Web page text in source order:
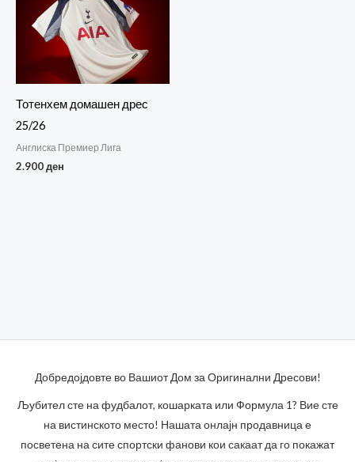
Тотенхем домашен дрес
25/26
Англиска Премиер Лига
2.900ден
Добредојдовте во Вашиот Дом за Оригинални Дресови!
Љубител сте на фудбалот, кошарката или Формула 1? Вие сте
на вистинското место! Нашата онлајн продавница е
посветена на сите спортски фанови кои сакаат да го покажат